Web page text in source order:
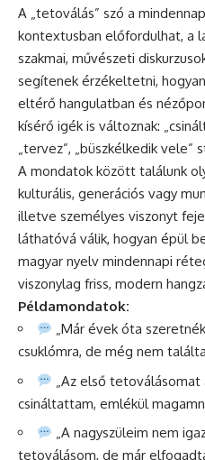
A „tetoválás” szó a
kontextusban előfordulhat, a
szakmai, művészeti
segítenek érzékeltetni,
eltérő hangulatban és
kísérő igék is változnak:
„tervez”, „büszkélkedik vele”
A mondatok között találunk
kulturális, generációs vagy
illetve személyes viszonyt
láthatóvá válik, hogyan épül
magyar nyelv mindennapi
viszonylag friss, modern
Példamondatok:
„Már évek óta
csuklómra, de még nem
„Az első
csináltattam, emlékül
„A nagyszüleim nem
tetoválásom, de már